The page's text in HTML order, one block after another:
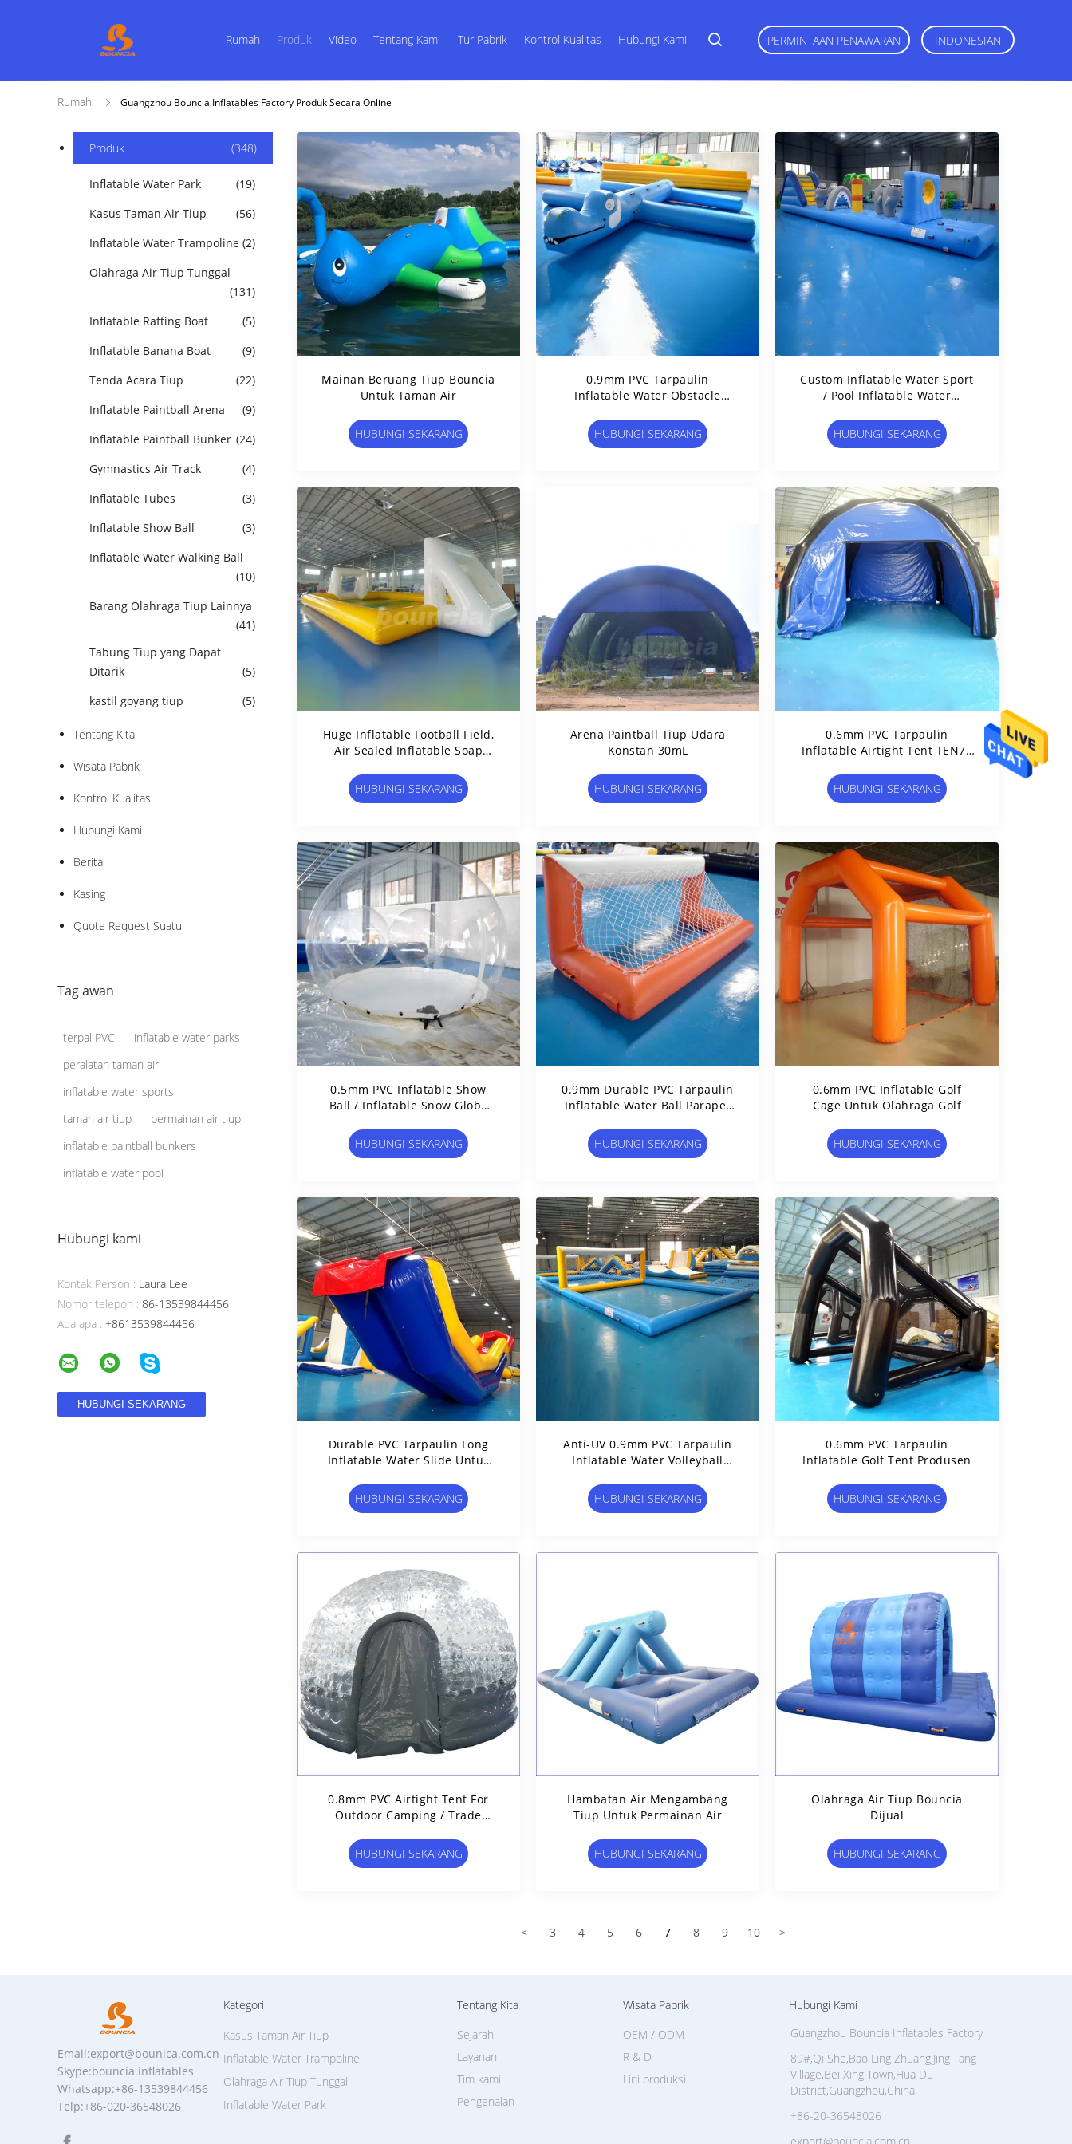
Rumah Produk Video Tentang Kami Tur Pabrik Kontrol Kualitas Hubungi Kami PERMINTAAN PENAWARAN INDONESIAN
Rumah Guangzhou Bouncia Inflatables Factory Produk Secara Online
Produk (348)
Inflatable Water Park
(19)
Kasus Taman Air Tiup
(56)
Inflatable Water Trampoline (2)
Olahraga Air Tiup Tunggal
(131)
Inflatable Rafting Boat
(5)
Inflatable Banana Boat
(9)
Tenda Acara Tiup
(22)
Inflatable Paintball Arena
(9)
Inflatable Paintball Bunker (24)
Gymnastics Air Track
(4)
Inflatable Tubes
(3)
Inflatable Show Ball
(3)
Inflatable Water Walking Ball
(10)
Barang Olahraga Tiup Lainnya
(41)
Tabung Tiup yang Dapat
Ditarik
(5)
kastil goyang tiup
(5)
Tentang Kita
Wisata Pabrik
Kontrol Kualitas
Hubungi Kami
Berita
Kasing
Quote Request Suatu
Tag awan
terpal PVC
inflatable water parks
peralatan taman air
inflatable water sports
taman air tiup
permainan air tiup
inflatable paintball bunkers
inflatable water pool
Hubungi kami
Kontak Person : Laura Lee
Nomor telepon : 86-13539844456
Ada apa : +8613539844456
Mainan Beruang Tiup Bouncia
Untuk Taman Air
HUBUNGI SEKARANG
0.9mm PVC Tarpaulin
Inflatable Water Obstacle
HUBUNGI SEKARANG
Custom Inflatable Water Sport
/ Pool Inflatable Water
HUBUNGI SEKARANG
Huge Inflatable Football Field,
Air Sealed Inflatable Soap
HUBUNGI SEKARANG
Arena Paintball Tiup Udara
Konstan 30mL
HUBUNGI SEKARANG
0.6mm PVC Tarpaulin
Inflatable Airtight Tent TEN70
HUBUNGI SEKARANG
0.5mm PVC Inflatable Show
Ball / Inflatable Snow Globe
HUBUNGI SEKARANG
0.9mm Durable PVC Tarpaulin
Inflatable Water Ball Parapet
HUBUNGI SEKARANG
0.6mm PVC Inflatable Golf
Cage Untuk Olahraga Golf
HUBUNGI SEKARANG
Durable PVC Tarpaulin Long
Inflatable Water Slide Untuk
HUBUNGI SEKARANG
Anti-UV 0.9mm PVC Tarpaulin
Inflatable Water Volleyball
Olahraga Air
HUBUNGI SEKARANG
0.6mm PVC Tarpaulin
Inflatable Golf Tent Produsen
HUBUNGI SEKARANG
0.8mm PVC Airtight Tent For
Outdoor Camping / Trade
HUBUNGI SEKARANG
Hambatan Air Mengambang
Tiup Untuk Permainan Air
HUBUNGI SEKARANG
Olahraga Air Tiup Bouncia
Dijual
HUBUNGI SEKARANG
< 3 4 5 6 7 8 9 10 >
Email:export@bounica.com.cn
Skype:bouncia.inflatables
Whatsapp:+86-13539844456
Telp:+86-020-36548026
Kategori
Inflatable Water Park
Kasus Taman Air Tiup
Inflatable Water Trampoline
Olahraga Air Tiup Tunggal
Tentang Kita
Pengenalan
Sejarah
Layanan
Tim kami
Wisata Pabrik
Lini produksi
OEM / ODM
R & D
Hubungi Kami
Guangzhou Bouncia Inflatables Factory
89#,Qi She,Bao Ling Zhuang,Jing Tang
Village,Bei Xing Town,Hua Du
District,Guangzhou,China
+86-20-36548026